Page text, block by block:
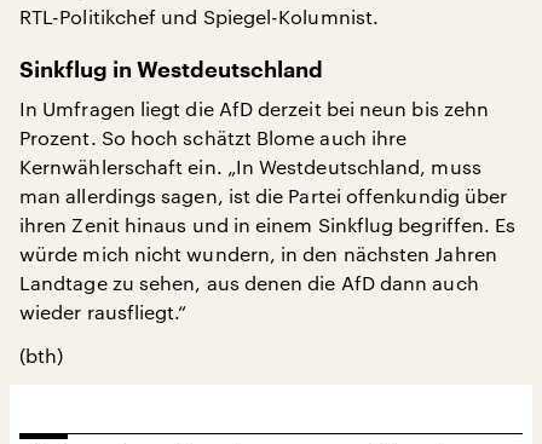
RTL-Politikchef und Spiegel-Kolumnist.
Sinkflug in Westdeutschland
In Umfragen liegt die AfD derzeit bei neun bis zehn
Prozent. So hoch schätzt Blome auch ihre
Kernwählerschaft ein. „In Westdeutschland, muss
man allerdings sagen, ist die Partei offenkundig über
ihren Zenit hinaus und in einem Sinkflug begriffen. Es
würde mich nicht wundern, in den nächsten Jahren
Landtage zu sehen, aus denen die AfD dann auch
wieder rausfliegt.“
(bth)